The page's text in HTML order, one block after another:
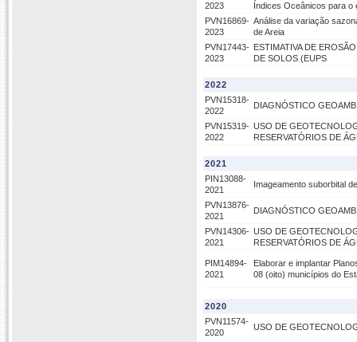
2023
Índices Oceânicos para o
PVN16869-
2023
Análise da variação
de Areia
PVN17443-
2023
ESTIMATIVA DE
DE SOLOS (EUPS
2022
PVN15318-
2022
DIAGNÓSTICO
PVN15319-
2022
USO DE
RESERVATÓRIOS DE
2021
PIN13088-
2021
Imageamento suborbital
PVN13876-
2021
DIAGNÓSTICO
PVN14306-
2021
USO DE
RESERVATÓRIOS DE
PIM14894-
2021
Elaborar e implantar
08 (oito) municípios do
2020
PVN11574-
2020
USO DE